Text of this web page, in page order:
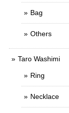
Bag
Others
Taro Washimi
Ring
Necklace